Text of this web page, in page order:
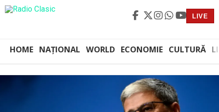
LIVE
HOME NAȚIONAL WORLD ECONOMIE CULTURĂ